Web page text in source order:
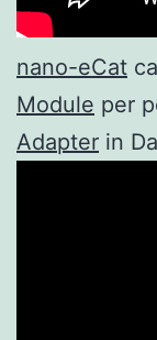
nano-eCat
Module per
Adapter in